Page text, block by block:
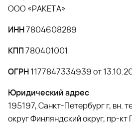
ООО «РАКЕТА»
ИНН7804608289
КПП780401001
ОГРН1177847334939 от
Юридический адрес
195197, Санкт-Петербург г, вн.
округ Финляндский округ, пр-